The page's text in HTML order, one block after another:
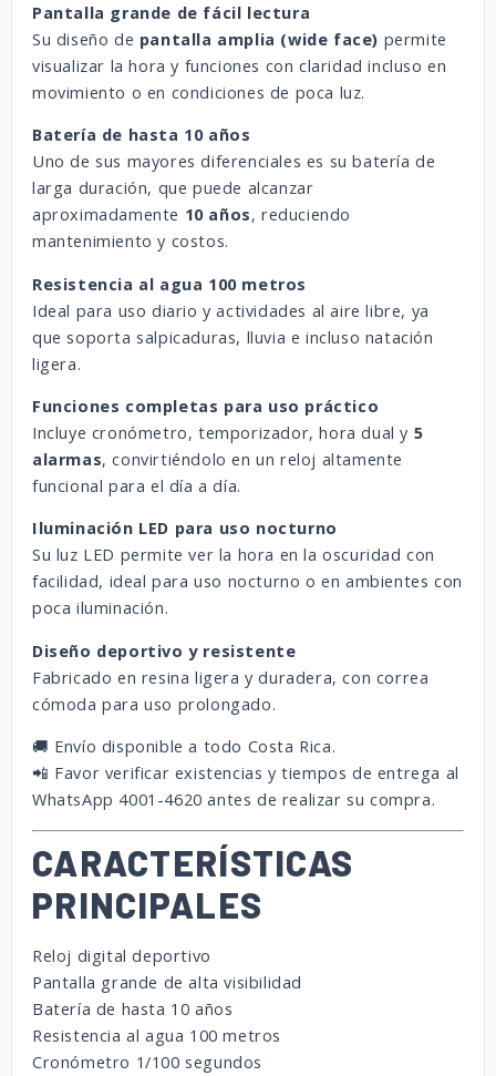
Pantalla grande de fácil lectura
Su diseñode pantalla amplia (wide face) permite
visualizar lahoray funciones conclaridadinclusoen
movimiento o en condiciones de poca luz.
Batería de hasta 10 años
Unodesus mayoresdiferenciales es subateríade
larga duración, quepuede alcanzar
aproximadamente 10 años,reduciendo
mantenimientoy costos.
Resistencia al agua 100 metros
Ideal para usodiarioyactividades alairelibre, ya
quesoportasalpicaduras, lluvia eincluso natación
ligera.
Funciones completas para uso práctico
Incluye cronómetro,temporizador,horadualy 5
alarmas,convirtiéndoloenunreloj altamente
funcional para el díaadía.
Iluminación LED para uso nocturno
Su luz LED permitever la hora enlaoscuridadcon
facilidad, idealparauso nocturnooenambientescon
poca iluminación.
Diseño deportivoy resistente
Fabricado en resinaligerayduradera,con correa
cómodaparauso prolongado.
🚚 Envío disponiblea todo Costa Rica.
📲 Favor verificar existenciasytiemposde entrega al
WhatsApp 4001-4620antesde realizarsucompra.
CARACTERÍSTICAS
PRINCIPALES
Reloj digitaldeportivo
Pantalla grande dealtavisibilidad
Batería de hasta 10años
Resistenciaalagua 100metros
Cronómetro 1/100segundos